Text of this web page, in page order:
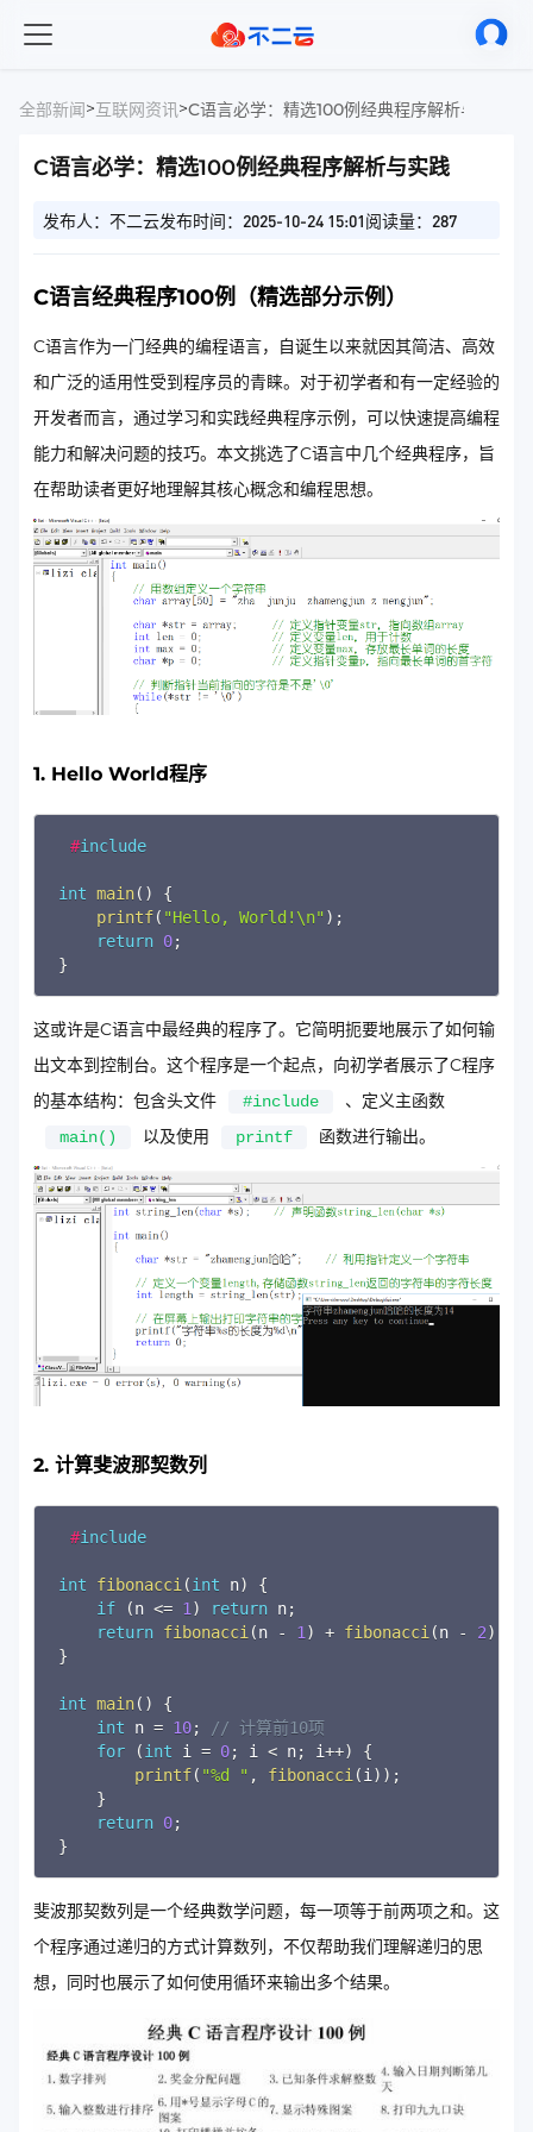
全部新闻>互联网资讯>C语言必学：精选100例经典程序解析与实践
C语言必学：精选100例经典程序解析与实践
发布人：不二云发布时间：2025-10-24 15:01阅读量：287
C语言经典程序100例（精选部分示例）
C语言作为一门经典的编程语言，自诞生以来就因其简洁、高效
和广泛的适用性受到程序员的青睐。对于初学者和有一定经验的
开发者而言，通过学习和实践经典程序示例，可以快速提高编程
能力和解决问题的技巧。本文挑选了C语言中几个经典程序，旨
在帮助读者更好地理解其核心概念和编程思想。
1. Hello World程序
#include
int main( )
{
printf( "Hello, World!\n" ) ;
return
0;
}
这或许是C语言中最经典的程序了。它简明扼要地展示了如何输
出文本到控制台。这个程序是一个起点，向初学者展示了C程序
的基本结构：包含头文件
#include 、定义主函数
main() 以及使用 printf 函数进行输出。
2. 计算斐波那契数列
#include
int fibonacci (int n)
{
if
(n <= 1 ) return n;
return
fibonacci (n - 1 ) + fibonacci (n - 2)
}
int main( )
{
int n = 10;
// 计算前10项
for
(int i = 0; i < n; i++)
{
printf( "%d " , fibonacci (i ) ) ;
}
return
0;
}
斐波那契数列是一个经典数学问题，每一项等于前两项之和。这
个程序通过递归的方式计算数列，不仅帮助我们理解递归的思
想，同时也展示了如何使用循环来输出多个结果。